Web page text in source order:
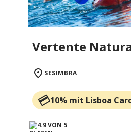
Vertente
SESIMBRA
10% mit Lisboa